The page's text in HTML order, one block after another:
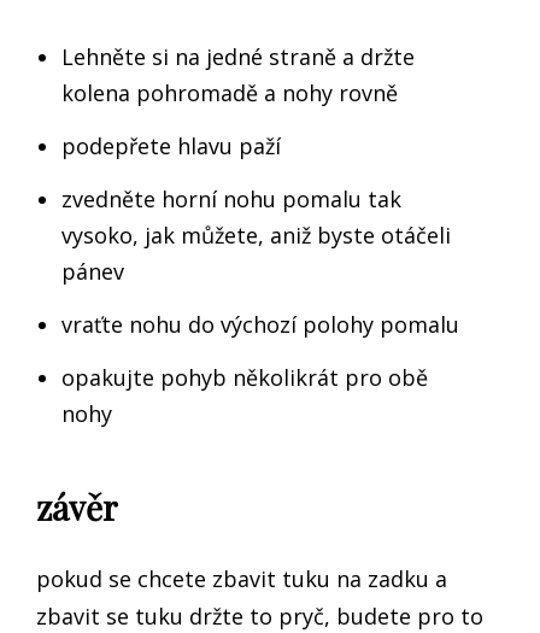
Lehněte si na jedné straně a držte
kolena pohromadě a nohy rovně
podepřete hlavu paží
zvedněte horní nohu pomalu tak
vysoko, jak můžete, aniž byste otáčeli
pánev
vraťte nohu do výchozí polohy pomalu
opakujte pohyb několikrát pro obě
nohy
závěr
pokud se chcete zbavit tuku na zadku a
zbavit se tuku držte to pryč, budete pro to